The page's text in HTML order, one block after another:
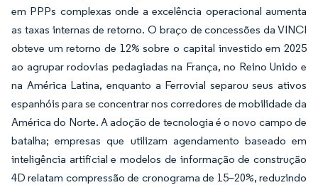
em PPPs complexas onde a excelência operacional aumenta
as taxas internas de retorno. O braço de concessões da VINCI
obteve um retorno de 12% sobre o capital investido em 2025
ao agrupar rodovias pedagiadas na França, no Reino Unido e
na América Latina, enquanto a Ferrovial separou seus ativos
espanhóis para se concentrar nos corredores de mobilidade da
América do Norte. A adoção de tecnologia é o novo campo de
batalha; empresas que utilizam agendamento baseado em
inteligência artificial e modelos de informação de construção
4D relatam compressão de cronograma de 15–20%, reduzindo